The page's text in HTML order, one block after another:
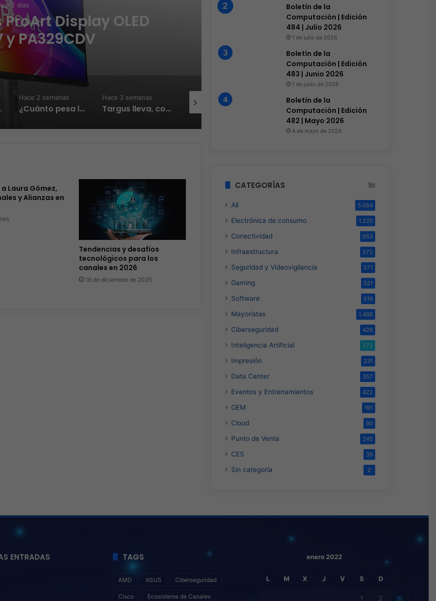
2 días
Display OLED
y PA329CDV
Saca tu lado creativo y
y Crayola
Hace 2 semanas
¿Cuánto pesa la productividad? A veces, cargar menos es lograr más
Hace 3 semanas
Targus lleva, conecta y protege tus dispositivos.
Hace 4 semanas Hace 4 semanas
ASUS y ROG ganan 43 premios Red Dot Product Design Awards 2026
a Laura Gómez,
y Alianzas en
Tendencias y desafíos
tecnológicos para los
canales en 2026
16 de diciembre de 2025
Boletín de la
Computación | Edición
484 | Julio 2026
1 de julio de 2026
Boletín de la
Computación | Edición
483 | Junio 2026
1 de junio de 2026
Boletín de la
Computación | Edición
482 | Mayo 2026
4 de mayo de 2026
CATEGORÍAS
All 5.084
Electrónica de consumo 1.220
Conectividad 653
Infraestructura 572
Seguridad y Videovigilancia 571
Gaming 521
Software 519
Mayoristas 1.466
Ciberseguridad 426
Inteligencia Artificial 272
Impresión 231
Data Center 357
Eventos y Entrenamientos 422
OEM 191
Cloud 80
Punto de Venta 245
CES 39
Sin categoría 2
ENTRADAS TAGS
AMD ASUS Ciberseguridad
Cisco Ecosistema de Canales
enero 2022
L M X J V S D
1 2